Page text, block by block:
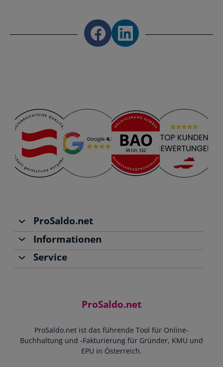
Share on Facebook
Share on LinkedIn
ProSaldo.net
Über uns
Team
Jobs
Presse
Datenschutz
Informationen
Buchhaltung
Doppelte Buchführung
Bankdatenimport
Zusammenarbeit mit Steuerberater
Service
Blog
ProSaldo.net
ProSaldo.net ist das führende Tool für Online-
Buchhaltung und -Fakturierung für Gründer, KMU und
EPU in Österreich.